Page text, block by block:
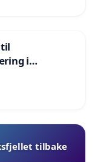
i
tilbake